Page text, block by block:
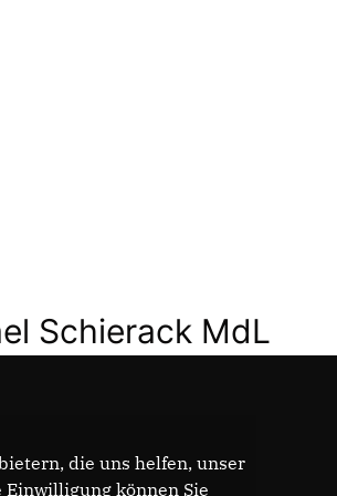
Schierack MdL
die uns helfen, unser
können Sie